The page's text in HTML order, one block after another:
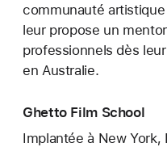
communauté
leur propose un
professionnels dès
en Australie.
Ghetto Film School
Implantée à New